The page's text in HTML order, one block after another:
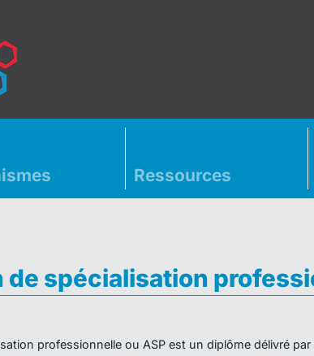
Ressources
spécialisation
professionnelle ou ASP est un diplôme délivré